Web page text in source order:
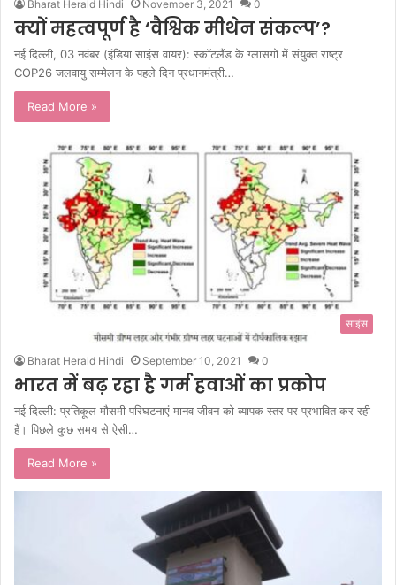
Bharat Herald Hindi November 3, 2021 0
क्यों महत्वपूर्ण है ‘वैश्विक मीथेन संकल्प’?
नई दिल्ली, 03 नवंबर (इंडिया साइंस वायर): स्कॉटलैंड के ग्लासगो में संयुक्त राष्ट्र
COP26 जलवायु सम्मेलन के पहले दिन प्रधानमंत्री…
Read More »
साइंस
Bharat Herald Hindi September 10, 2021 0
भारत में बढ़ रहा है गर्म हवाओं का प्रकोप
नई दिल्ली: प्रतिकूल मौसमी परिघटनाएं मानव जीवन को व्यापक स्तर पर प्रभावित कर रही
हैं। पिछले कुछ समय से ऐसी…
Read More »